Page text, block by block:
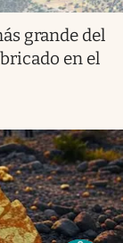
grande del
en el